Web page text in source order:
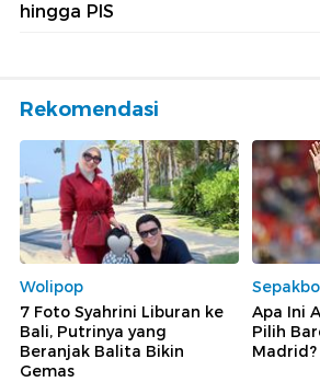
hingga PIS
Rekomendasi
Wolipop
7 Foto Syahrini Liburan ke
Bali, Putrinya yang
Beranjak Balita Bikin
Gemas
Apa Ini
Pilih
Madrid?